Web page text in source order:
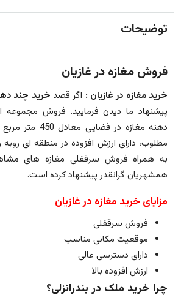
توضیحات
فروش مغازه در غازیان
خرید مغازه در غازیان : اگر قصد خرید چند
پیشنهاد ما دیدن فرمایید. فروش مجموعه
دهنه مغازه در
مطلوب، دارای ارزش افزوده در منطقه ای
به همراه فروش سرقفلی مغازه های
همشهریان گرانقدر پیشنهاد کرده است.
مزایای خرید مغازه در غازیان
فروش سرقفلی
موقعیت مکانی مناسب
دارای دسترسی عالی
ارزش افزوده بالا
چرا خرید ملک در بندرانزلی؟